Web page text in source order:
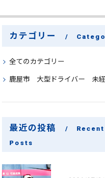
カテゴリー
全てのカテゴリー
鹿屋市 大型ドライバー 未経験者
最近の投稿
Recent
Posts